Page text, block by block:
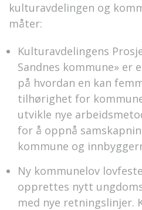
kulturavdelingen og
måter:
Kulturavdelingens
Sandnes kommune» er
på hvordan en kan
tilhørighet for
utvikle nye
for å oppnå
kommune og
Ny kommunelov
opprettes nytt
med nye retningslinjer.